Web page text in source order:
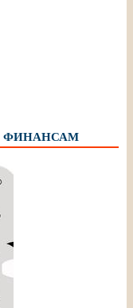
ФИНАНСАМ